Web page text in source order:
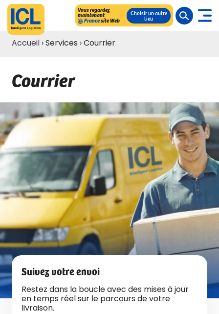
Vous regardez
maintenant
Francesite Web
Choisir un autre
lieu
Accueil ›Services ›Courrier
Courrier
Suivez votre envoi
Restez dans la boucle avec des mises à jour
en temps réel sur le parcours de votre
livraison.